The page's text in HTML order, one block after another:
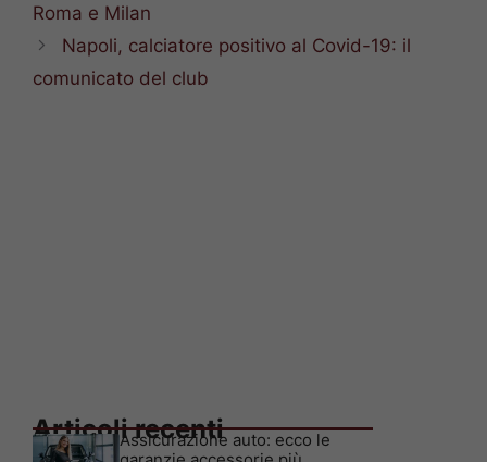
Roma e Milan
Napoli, calciatore positivo al Covid-19: il
comunicato del club
Articoli recenti
Assicurazione auto: ecco le